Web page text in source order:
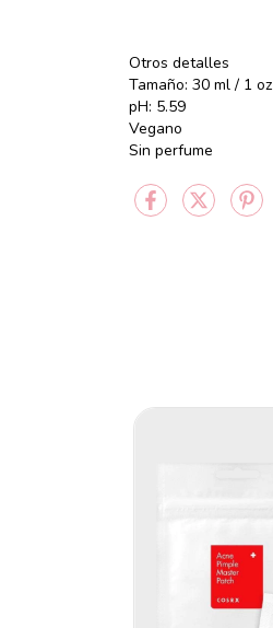
Otros detalles
Tamaño: 30 ml / 1 oz
pH: 5.59
Vegano
Sin perfume